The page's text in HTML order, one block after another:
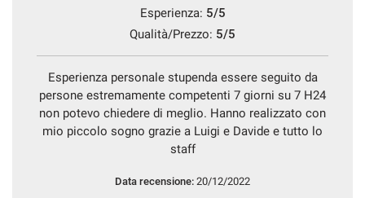
Esperienza: 5/5
Qualità/Prezzo: 5/5
Esperienza personale stupenda essere seguito da
persone estremamente competenti 7 giorni su 7 H24
non potevo chiedere di meglio. Hanno realizzato con
mio piccolo sogno grazie a Luigi e Davide e tutto lo
staff
Data recensione: 20/12/2022